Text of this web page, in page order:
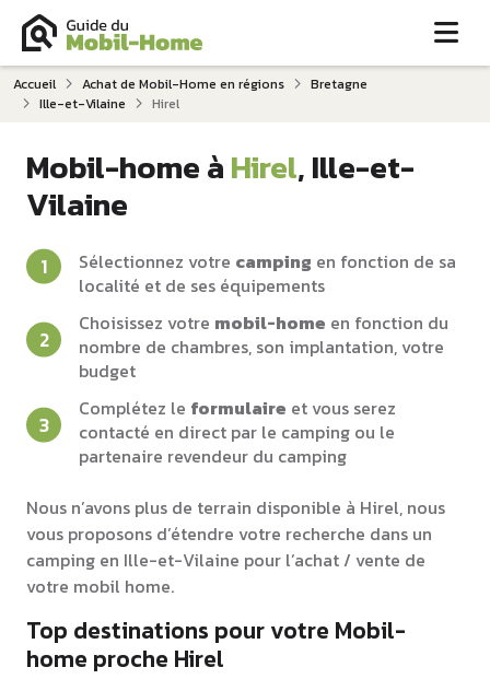
Accueil Achat de Mobil-Home en régions
Bretagne
Ille-et-Vilaine
Hirel
Mobil-home àHirel, Ille-et-
Vilaine
Sélectionnez votre camping en fonction de sa
localité et de ses équipements
Choisissez votre mobil-home en fonction du
nombre de chambres, son implantation, votre
budget
Complétez le formulaire et vous serez
contacté en direct par le camping ou le
partenaire revendeur du camping
Nous n’avons plus de terrain disponible à Hirel, nous
vous proposons d’étendre votre recherche dans un
camping en Ille-et-Vilaine pour l’achat / vente de
votre mobil home.
Top destinations pour votre Mobil-
home proche Hirel